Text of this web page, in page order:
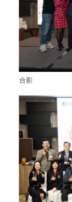
合影